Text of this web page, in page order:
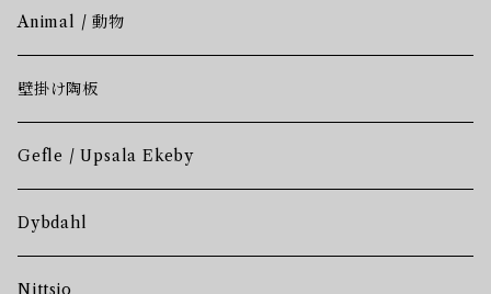
Animal / 動物
壁掛け陶板
Gefle / Upsala Ekeby
Dybdahl
Nittsjo